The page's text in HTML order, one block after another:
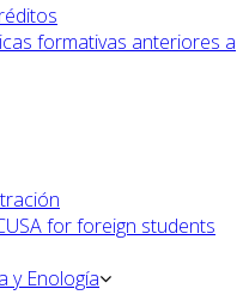
formativas anteriores a
for foreign students
y Enología